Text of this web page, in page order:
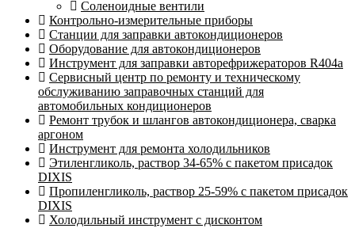
Соленоидные вентили
Контрольно-измерительные приборы
Станции для заправки автокондиционеров
Оборудование для автокондиционеров
Инструмент для заправки авторефрижераторов R404a
Сервисный центр по ремонту и техническому
обслуживанию заправочных станций для
автомобильных кондиционеров
Ремонт трубок и шлангов автокондиционера, сварка
аргоном
Инструмент для ремонта холодильников
Этиленгликоль, раствор 34-65% с пакетом присадок
DIXIS
Пропиленгликоль, раствор 25-59% с пакетом присадок
DIXIS
Холодильный инструмент с дисконтом